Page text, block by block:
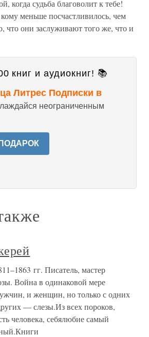
когда судьба благоволит к тебе!
меньше посчастливилось, чем
что они заслуживают того же, что и
книг и аудиокниг! 📚
Литрес Подписки в
неограниченным
гг. Писатель, мастер
Война в одинаковой мере
и женщин, но только с одних
— слезы.Из всех пороков,
человека, себялюбие самый